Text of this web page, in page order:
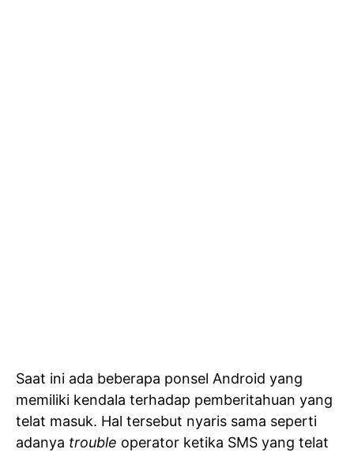
Saat ini ada beberapa ponsel Android yang
memiliki kendala terhadap pemberitahuan yang
telat masuk. Hal tersebut nyaris sama seperti
adanya trouble operator ketika SMS yang telat